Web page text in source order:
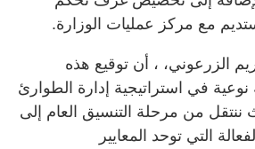
مع مركز عمليات الوزارة.
الزرعوني، ، أن توقيع هذه
نوعية في استراتيجية إدارة الطوارئ
ننتقل من مرحلة التنسيق العام إلى
التي توحد المعايير